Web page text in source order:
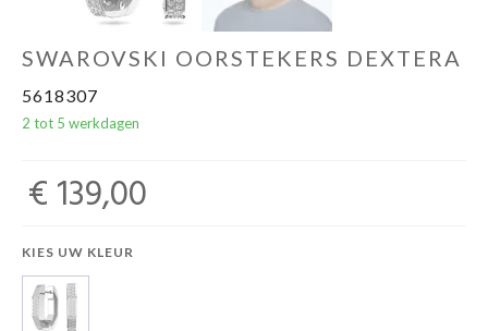
SWAROVSKI OORSTEKERS DEXTERA
5618307
2 tot 5 werkdagen
€ 139,00
KIES UW KLEUR